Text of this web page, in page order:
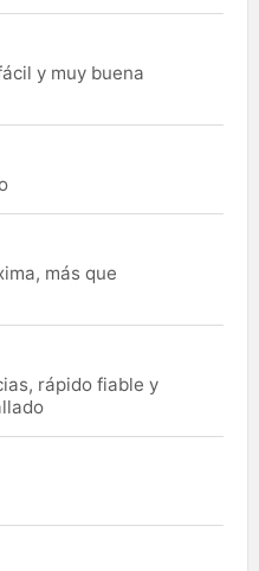
y muy buena
más que
rápido fiable y